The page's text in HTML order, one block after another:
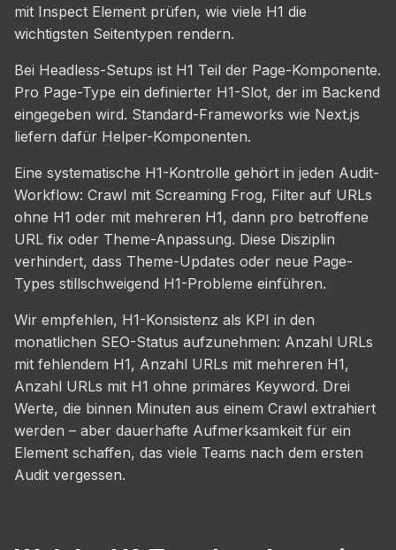
mit Inspect Element prüfen, wie viele H1 die
wichtigsten Seitentypen rendern.
Bei Headless-Setups ist H1 Teil der Page-Komponente.
Pro Page-Type ein definierter H1-Slot, der im Backend
eingegeben wird. Standard-Frameworks wie Next.js
liefern dafür Helper-Komponenten.
Eine systematische H1-Kontrolle gehört in jeden Audit-
Workflow: Crawl mit Screaming Frog, Filter auf URLs
ohne H1 oder mit mehreren H1, dann pro betroffene
URL fix oder Theme-Anpassung. Diese Disziplin
verhindert, dass Theme-Updates oder neue Page-
Types stillschweigend H1-Probleme einführen.
Wir empfehlen, H1-Konsistenz als KPI in den
monatlichen SEO-Status aufzunehmen: Anzahl URLs
mit fehlendem H1, Anzahl URLs mit mehreren H1,
Anzahl URLs mit H1 ohne primäres Keyword. Drei
Werte, die binnen Minuten aus einem Crawl extrahiert
werden – aber dauerhafte Aufmerksamkeit für ein
Element schaffen, das viele Teams nach dem ersten
Audit vergessen.